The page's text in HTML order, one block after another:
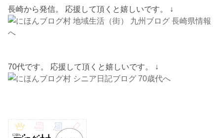
長崎から発信。 応援して頂くと嬉しいです。 ↓
70代です。 応援して頂くと嬉しいです。 ↓